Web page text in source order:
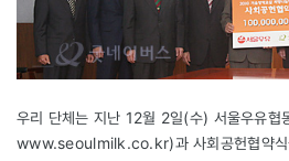
우리 단체는 지난 12월 2일(수) 서울우유협
www.seoulmilk.co.kr)과 사회공헌협약식